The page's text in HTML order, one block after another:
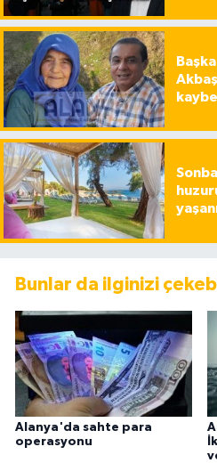
Bunlar da ilginizi
Alanya'da sahte para
operasyonu